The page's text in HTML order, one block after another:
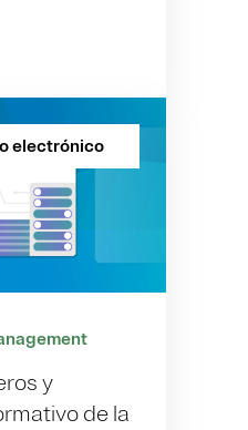
electrónico
y
de la